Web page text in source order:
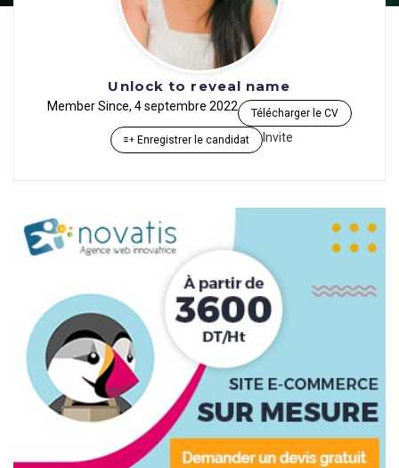
Unlock to reveal name
Member Since, 4 septembre 2022 Télécharger le CV
Enregistrer le candidat Invite